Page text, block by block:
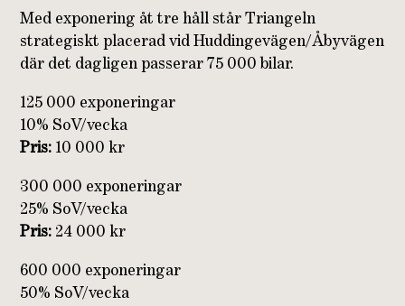
Med exponering åt tre håll står Triangeln
strategiskt placerad vid Huddingevägen/Åbyvägen
där det dagligen passerar 75 000 bilar.
125 000 exponeringar
10% SoV/vecka
Pris: 10 000 kr
300 000 exponeringar
25% SoV/vecka
Pris: 24 000 kr
600 000 exponeringar
50% SoV/vecka